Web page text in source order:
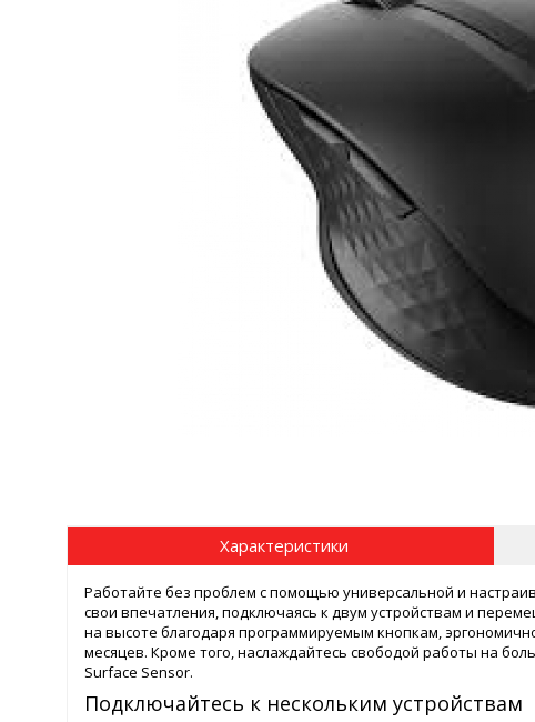
Характеристики
Работайте без проблем с помощью универсальной и
свои впечатления, подключаясь к двум устройствам и
на высоте благодаря программируемым кнопкам,
месяцев. Кроме того, наслаждайтесь свободой работы на
Surface Sensor.
Подключайтесь к нескольким устройствам